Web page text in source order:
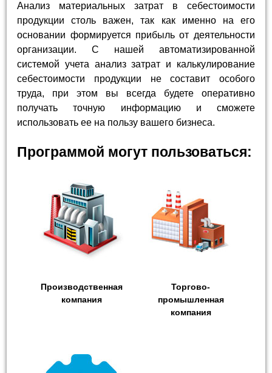
Анализ материальных затрат в себестоимости
продукции столь важен, так как именно на его
основании формируется прибыль от деятельности
организации. С нашей автоматизированной
системой учета анализ затрат и калькулирование
себестоимости продукции не составит особого
труда, при этом вы всегда будете оперативно
получать точную информацию и сможете
использовать ее на пользу вашего бизнеса.
Программой могут пользоваться:
Производственная
компания
Торгово-
промышленная
компания